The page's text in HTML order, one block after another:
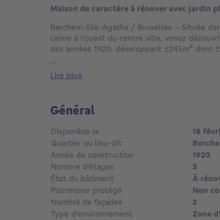
Maison de caractère à rénover avec jardin
Berchem-Ste-Agathe / Bruxelles - Située
calme à l'ouest du centre ville, venez
des années 1920, développant ±245m² dont
Cette maison à rénover entièrement, se
en enfilade, et à l’espace cuisine; le tout
Le 1er étage dessert 2 chambres de ±15m² et
1 salle-de-douche.
Autres atouts: toiture rénovée et isolée en
beaux volumes et belle hauteur sous plafond,
entièrement sous cave, jardin plat et
dans la rue, un quartier familial donnant une
dans la ville, à proximité d'espaces verts
transports en commun, et à +/-15 min. du
...
lire plus
Général
Disponible le
18
Quartier ou lieu-dit
Année de construction
1920
Nombre d'étages
3
État du bâtiment
À
Patrimoine protégé
Non
Nombre de façades
2
Type d’environnement
Zone